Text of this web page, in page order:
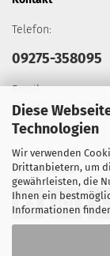
Diese
Technologien
Wir verwenden
Drittanbietern, um
gewährleisten, die
Ihnen ein
Informationen
Telefon:
09275-358095
Email:
Social Media